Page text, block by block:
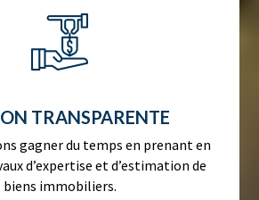
TRANSPARENTE
gagner du temps en prenant en
d’expertise et d’estimation de
biens immobiliers.